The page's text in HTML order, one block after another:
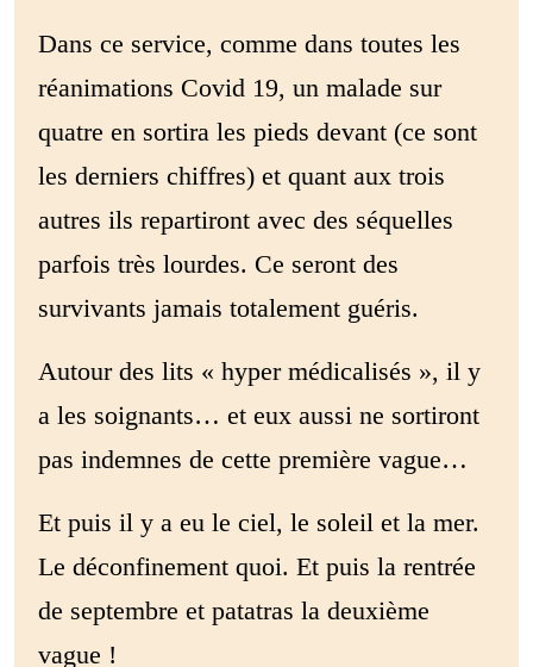
Dans ce service, comme dans toutes les
réanimations Covid 19, un malade sur
quatre en sortira les pieds devant (ce sont
les derniers chiffres) et quant aux trois
autres ils repartiront avec des séquelles
parfois très lourdes. Ce seront des
survivants jamais totalement guéris.
Autour des lits « hyper médicalisés », il y
a les soignants… et eux aussi ne sortiront
pas indemnes de cette première vague…
Et puis il y a eu le ciel, le soleil et la mer.
Le déconfinement quoi. Et puis la rentrée
de septembre et patatras la deuxième
vague !